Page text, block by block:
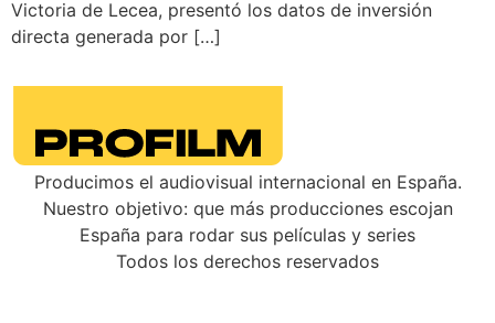
Victoria de Lecea, presentó los datos de inversión
directa generada por […]
Producimos el audiovisual internacional en España.
Nuestro objetivo: que más producciones escojan
España para rodar sus películas y series
Todos los derechos reservados